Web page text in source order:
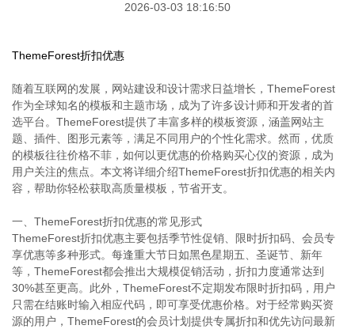
2026-03-03 18:16:50
ThemeForest折扣优惠
随着互联网的发展，网站建设和设计需求日益增长，ThemeForest
作为全球知名的模板和主题市场，成为了许多设计师和开发者的首
选平台。ThemeForest提供了丰富多样的模板资源，涵盖网站主
题、插件、图形元素等，满足不同用户的个性化需求。然而，优质
的模板往往价格不菲，如何以更优惠的价格购买心仪的资源，成为
用户关注的焦点。本文将详细介绍ThemeForest折扣优惠的相关内
容，帮助你轻松获取高质量模板，节省开支。
一、ThemeForest折扣优惠的常见形式
ThemeForest折扣优惠主要包括季节性促销、限时折扣码、会员专
享优惠等多种形式。每逢重大节日如黑色星期五、圣诞节、新年
等，ThemeForest都会推出大规模促销活动，折扣力度通常达到
30%甚至更高。此外，ThemeForest不定期发布限时折扣码，用户
只需在结账时输入相应代码，即可享受优惠价格。对于经常购买资
源的用户，ThemeForest的会员计划提供专属折扣和优先访问最新